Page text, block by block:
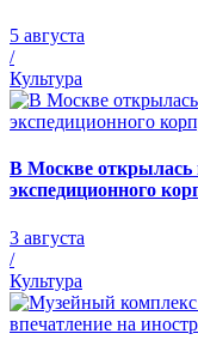
5 августа
/
Культура
В Москве открылась
экспедиционного
3 августа
/
Культура